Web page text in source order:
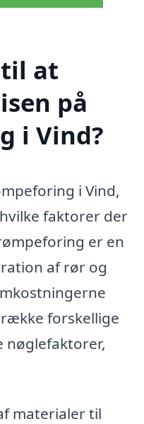
at
på
i Vind?
i Vind,
faktorer der
er en
af rør og
forskellige
nøglefaktorer,
materialer til